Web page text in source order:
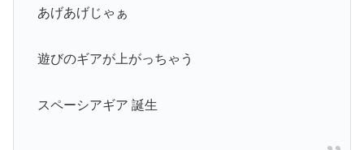
あげあげじゃぁ
遊びのギアが上がっちゃう
スペーシアギア 誕生